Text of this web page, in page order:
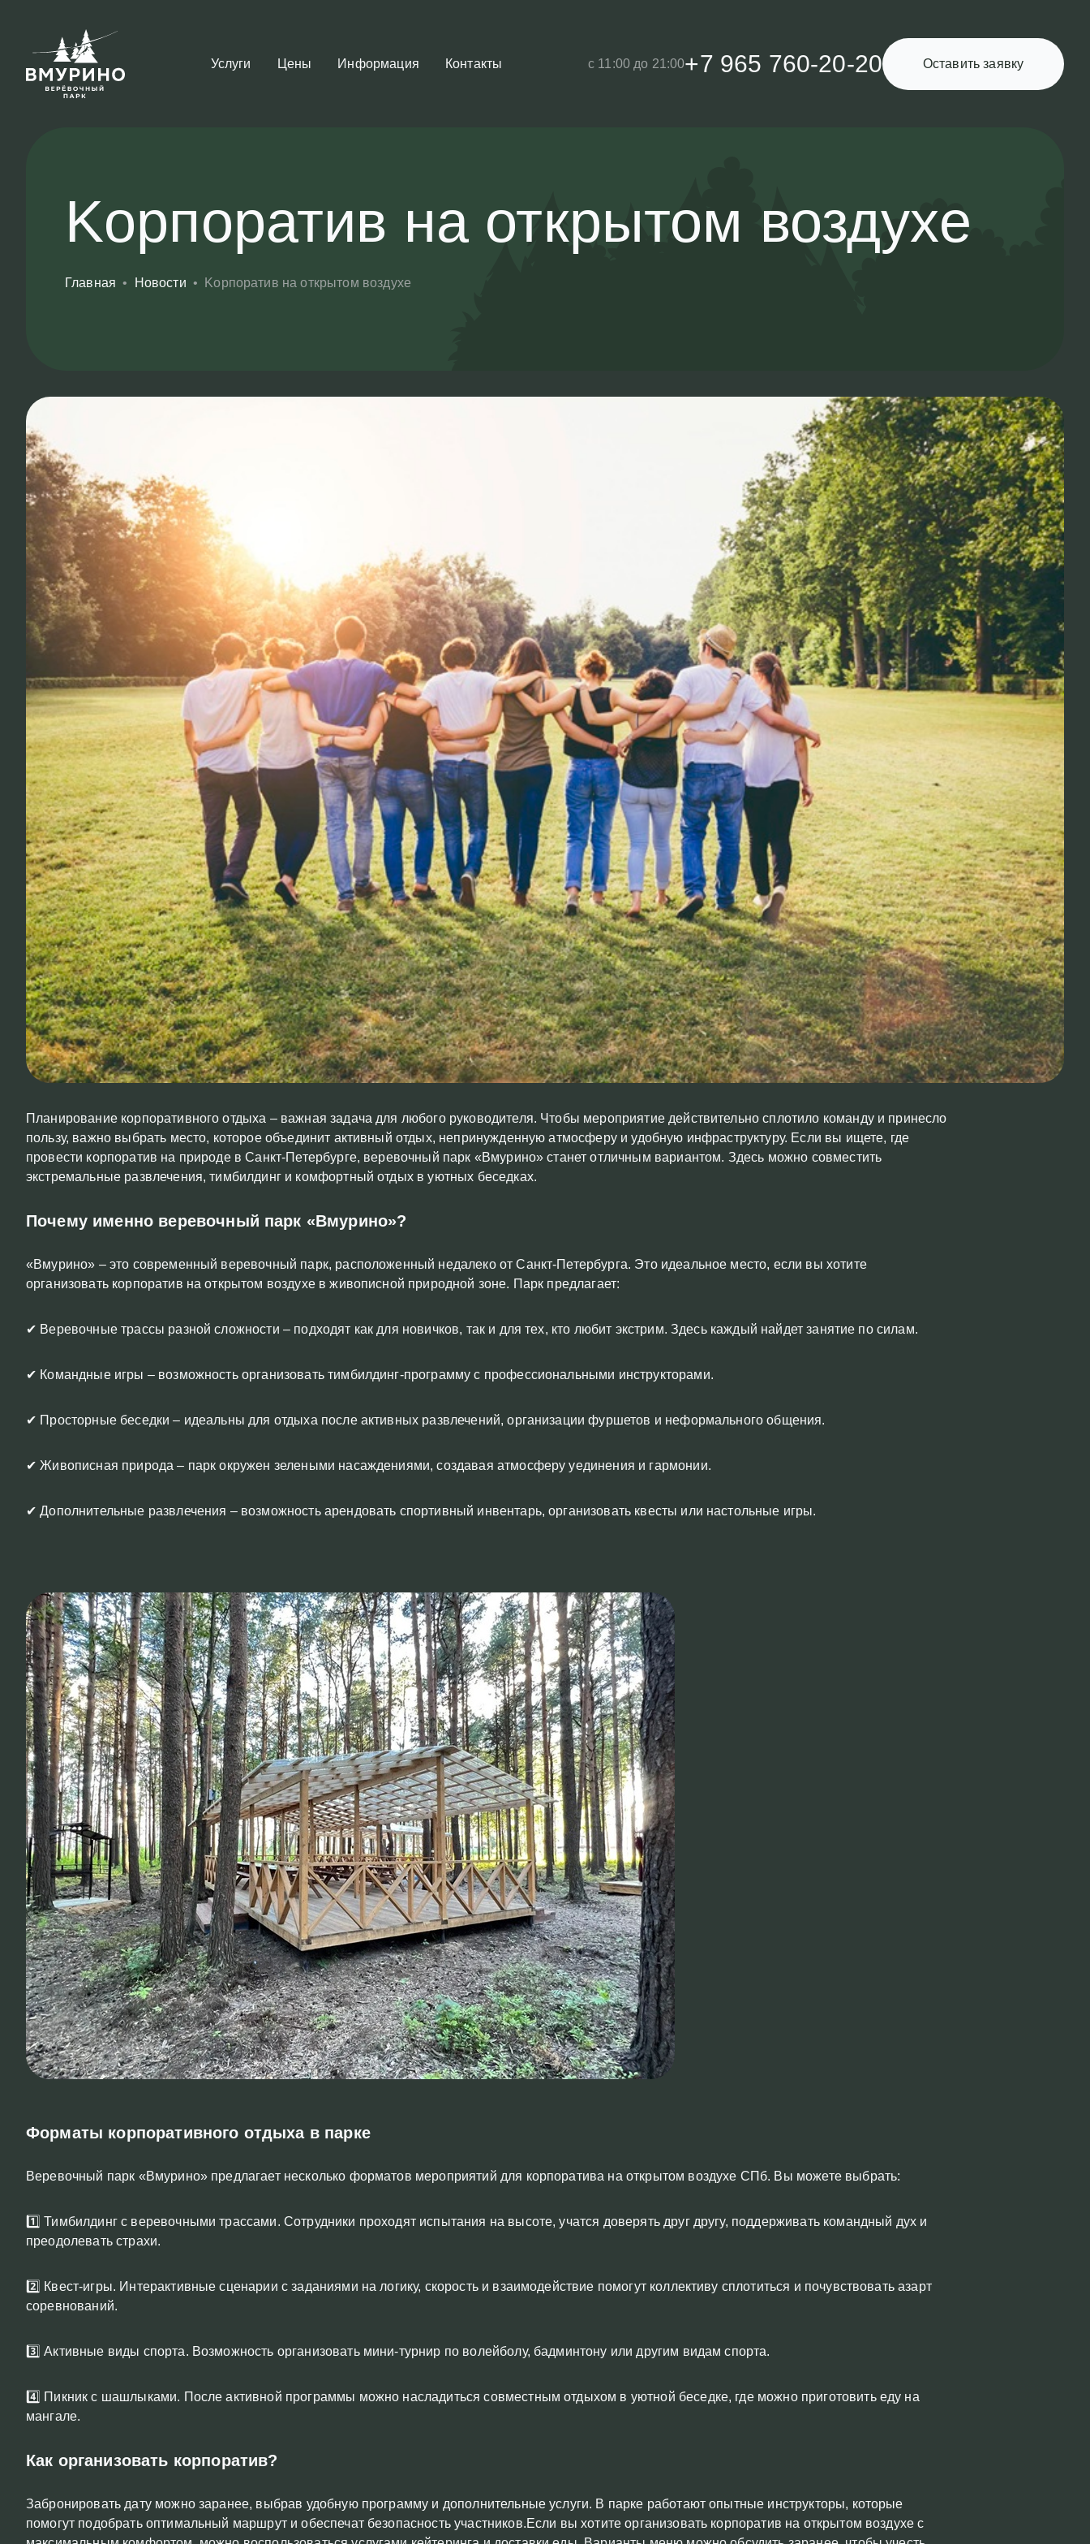
Услуги Цены Информация Контакты с 11:00 до 21:00+7 965 760-20-20 Оставить заявку
Kорпоратив на открытом воздухе
Главная • Новости • Kорпоратив на открытом воздухе
Планирование корпоративного отдыха – важная задача для любого руководителя. Чтобы мероприятие действительно сплотило команду и принесло
пользу, важно выбрать место, которое объединит активный отдых, непринужденную атмосферу и удобную инфраструктуру. Если вы ищете, где
провести корпоратив на природе в Санкт-Петербурге, веревочный парк «Вмурино» станет отличным вариантом. Здесь можно совместить
экстремальные развлечения, тимбилдинг и комфортный отдых в уютных беседках.
Почему именно веревочный парк «Вмурино»?
«Вмурино» – это современный веревочный парк, расположенный недалеко от Санкт-Петербурга. Это идеальное место, если вы хотите
организовать корпоратив на открытом воздухе в живописной природной зоне. Парк предлагает:
✔ Веревочные трассы разной сложности – подходят как для новичков, так и для тех, кто любит экстрим. Здесь каждый найдет занятие по силам.
✔ Командные игры – возможность организовать тимбилдинг-программу с профессиональными инструкторами.
✔ Просторные беседки – идеальны для отдыха после активных развлечений, организации фуршетов и неформального общения.
✔ Живописная природа – парк окружен зелеными насаждениями, создавая атмосферу уединения и гармонии.
✔ Дополнительные развлечения – возможность арендовать спортивный инвентарь, организовать квесты или настольные игры.
Форматы корпоративного отдыха в парке
Веревочный парк «Вмурино» предлагает несколько форматов мероприятий для корпоратива на открытом воздухе СПб. Вы можете выбрать:
1️⃣ Тимбилдинг с веревочными трассами. Сотрудники проходят испытания на высоте, учатся доверять друг другу, поддерживать командный дух и
преодолевать страхи.
2️⃣ Квест-игры. Интерактивные сценарии с заданиями на логику, скорость и взаимодействие помогут коллективу сплотиться и почувствовать азарт
соревнований.
3️⃣ Активные виды спорта. Возможность организовать мини-турнир по волейболу, бадминтону или другим видам спорта.
4️⃣ Пикник с шашлыками. После активной программы можно насладиться совместным отдыхом в уютной беседке, где можно приготовить еду на
мангале.
Как организовать корпоратив?
Забронировать дату можно заранее, выбрав удобную программу и дополнительные услуги. В парке работают опытные инструкторы, которые
помогут подобрать оптимальный маршрут и обеспечат безопасность участников.Если вы хотите организовать корпоратив на открытом воздухе с